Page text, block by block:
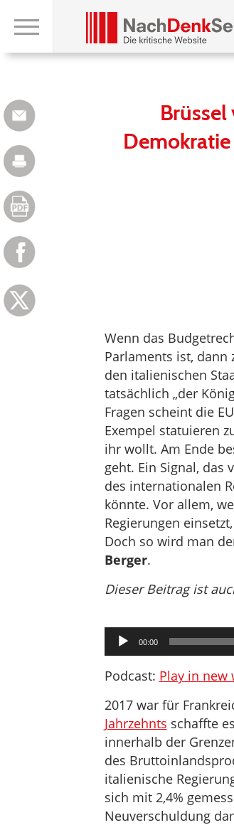
Wenn das
Parlaments ist, dann
den italienischen
tatsächlich „der
Fragen scheint die
Exempel statuieren
ihr wollt. Am Ende
geht. Ein Signal, das
des internationalen
könnte. Vor allem,
Regierungen
Doch so wird man
Berger.
Dieser Beitrag ist
Audio-
Player
00:00
Podcast: Play in new
2017 war für
Jahrzehnts schaffte
innerhalb der
des
italienische
sich mit 2,4%
Neuverschuldung